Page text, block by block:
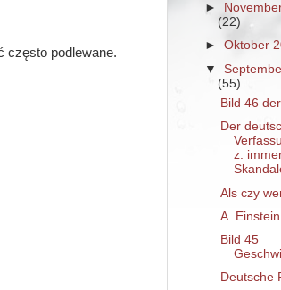
podlewane.
►
(22)
►Oktober
▼
(55)
Bild 46
Der
z:
Als czy
A.
Bild 45
Deutsche